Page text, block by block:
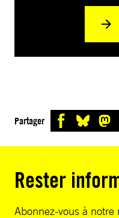
Partager
Rester
Abonnez-vous à notre